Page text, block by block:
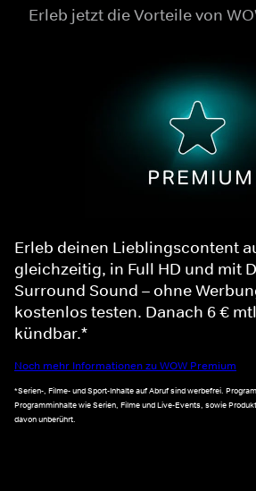
Erleb jetzt die Vorteile von
Erleb deinen Lieblingscontent
gleichzeitig, in Full HD und mit
Surround Sound – ohne
kostenlos testen. Danach 6 €
kündbar.*
Noch mehr Informationen zu WOW Premium
*Serien-, Filme- und Sport-Inhalte auf Abruf sind werbefrei.
Programminhalte wie Serien, Filme und Live-Events, sowie
davon unberührt.